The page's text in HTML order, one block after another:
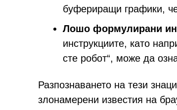
буфериращи графики,
Лошо формулирани
инструкциите, като
сте робот“, може да
Разпознаването на тези
злонамерени известия на